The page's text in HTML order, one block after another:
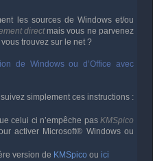
les sources de Windows et/ou
directmais vous ne parvenez
trouvez sur le net ?
de Windows ou d’Office avec
suivez simplement ces instructions :
celui ci n’empêche pas KMSpico
activer Microsoft® Windows ou
version de KMSpico ou ici